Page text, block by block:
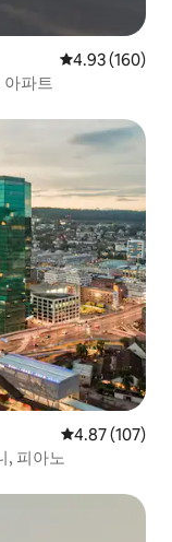
평점 4.93점(5
4.93 (160)
아파트
평점 4.87점(5
4.87 (107)
, 피아노